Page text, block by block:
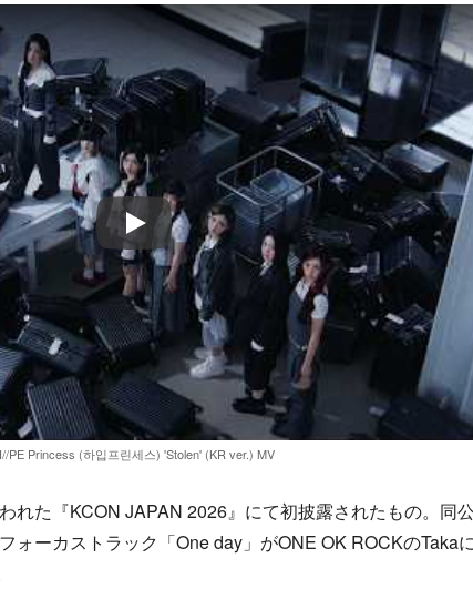
Play
PE Princess (하입프린세스) 'Stolen' (KR ver.) MV
れた『KCON JAPAN 2026』にて初披露されたもの。同
ォーカストラック「One day」がONE OK ROCKのTaka